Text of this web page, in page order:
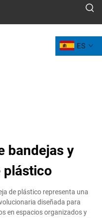
ES
bandejas y
plástico
de plástico representa una
diseñada para
en espacios organizados y